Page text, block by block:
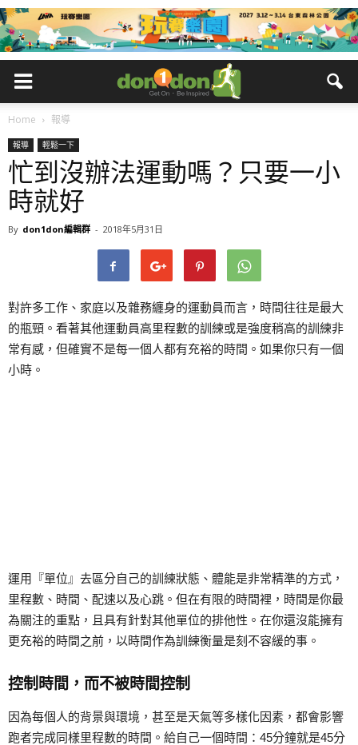
Home 報導
報導 輕鬆一下
忙到沒辦法運動嗎？只要一小
時就好
By don1don編輯群 - 2018年5月31日
對許多工作、家庭以及雜務纏身的運動員而言，時間往往是最大
的瓶頸。看著其他運動員高里程數的訓練或是強度稍高的訓練非
常有感，但確實不是每一個人都有充裕的時間。如果你只有一個
小時。
運用『單位』去區分自己的訓練狀態、體能是非常精準的方式，
里程數、時間、配速以及心跳。但在有限的時間裡，時間是你最
為關注的重點，且具有針對其他單位的排他性。在你還沒能擁有
更充裕的時間之前，以時間作為訓練衡量是刻不容緩的事。
控制時間，而不被時間控制
因為每個人的背景與環境，甚至是天氣等多樣化因素，都會影響
跑者完成同樣里程數的時間。給自己一個時間：45分鐘就是45分